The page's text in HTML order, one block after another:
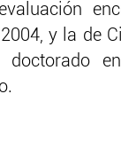
y la de
doctorado